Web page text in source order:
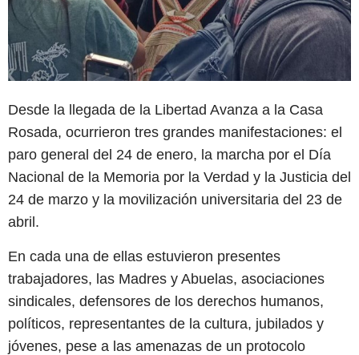
Desde la llegada de la Libertad Avanza a la Casa
Rosada, ocurrieron tres grandes manifestaciones: el
paro general del 24 de enero, la marcha por el Día
Nacional de la Memoria por la Verdad y la Justicia del
24 de marzo y la movilización universitaria del 23 de
abril.
En cada una de ellas estuvieron presentes
trabajadores, las Madres y Abuelas, asociaciones
sindicales, defensores de los derechos humanos,
políticos, representantes de la cultura, jubilados y
jóvenes, pese a las amenazas de un protocolo